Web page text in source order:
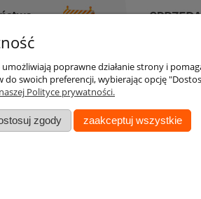
Moje konto
Ustawienia konta
poprawne działanie strony i
swoich preferencji, wybierając opcję
Polityce prywatności.
zgody zaakceptuj wszystkie